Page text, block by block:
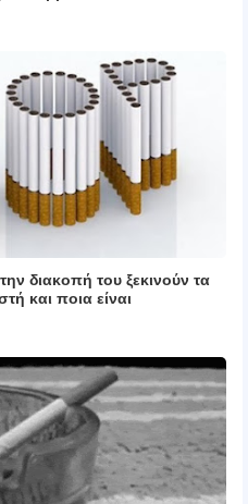
διακοπή του ξεκινούν τα
και ποια είναι